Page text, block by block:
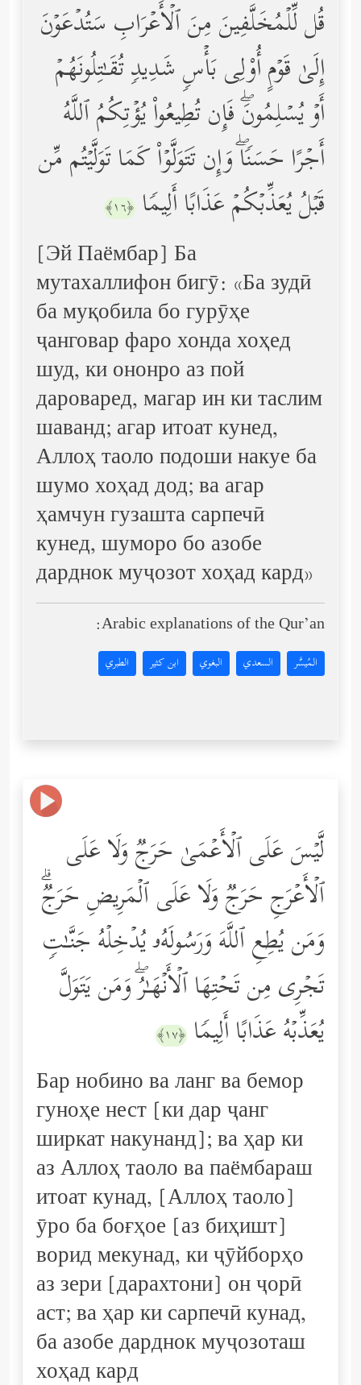
قُل لِّلۡمُخَلَّفِینَ مِنَ ٱلۡأَعۡرَابِ سَتُدۡعَوۡنَ
إِلَىٰ قَوۡمٍ أُوْلِی بَأۡسࣲ شَدِیدࣲ تُقَـٰتِلُونَهُمۡ
أَوۡ یُسۡلِمُونَۖ فَإِن تُطِیعُواْ یُؤۡتِكُمُ ٱللَّهُ
أَجۡرًا حَسَنࣰاۖ وَإِن تَتَوَلَّوۡاْ كَمَا تَوَلَّیۡتُم مِّن
قَبۡلُ یُعَذِّبۡكُمۡ عَذَابًا أَلِیمࣰا ﴿١٦﴾
[Эй Паёмбар] Ба
мутахаллифон бигӯ: «Ба зудӣ
ба муқобила бо гурӯҳе
ҷанговар фаро хонда хоҳед
шуд, ки ононро аз пой
дароваред, магар ин ки таслим
шаванд; агар итоат кунед,
Аллоҳ таоло подоши накуе ба
шумо хоҳад дод; ва агар
ҳамчун гузашта сарпечӣ
кунед, шуморо бо азобе
дарднок муҷозот хоҳад кард»
Arabic explanations of the Qur’an:
المُيسَّر السعدي البغوي ابن كثير الطبري
لَّیۡسَ عَلَى ٱلۡأَعۡمَىٰ حَرَجࣱ وَلَا عَلَى
ٱلۡأَعۡرَجِ حَرَجࣱ وَلَا عَلَى ٱلۡمَرِیضِ حَرَجࣱۗ
وَمَن یُطِعِ ٱللَّهَ وَرَسُولَهُۥ یُدۡخِلۡهُ جَنَّـٰتࣲ
تَجۡرِی مِن تَحۡتِهَا ٱلۡأَنۡهَـٰرُۖ وَمَن یَتَوَلَّ
یُعَذِّبۡهُ عَذَابًا أَلِیمࣰا ﴿١٧﴾
Бар нобино ва ланг ва бемор
гуноҳе нест [ки дар ҷанг
ширкат накунанд]; ва ҳар ки
аз Аллоҳ таоло ва паёмбараш
итоат кунад, [Аллоҳ таоло]
ӯро ба боғҳое [аз биҳишт]
ворид мекунад, ки ҷӯйборҳо
аз зери [дарахтони] он ҷорӣ
аст; ва ҳар ки сарпечӣ кунад,
ба азобе дарднок муҷозоташ
хоҳад кард